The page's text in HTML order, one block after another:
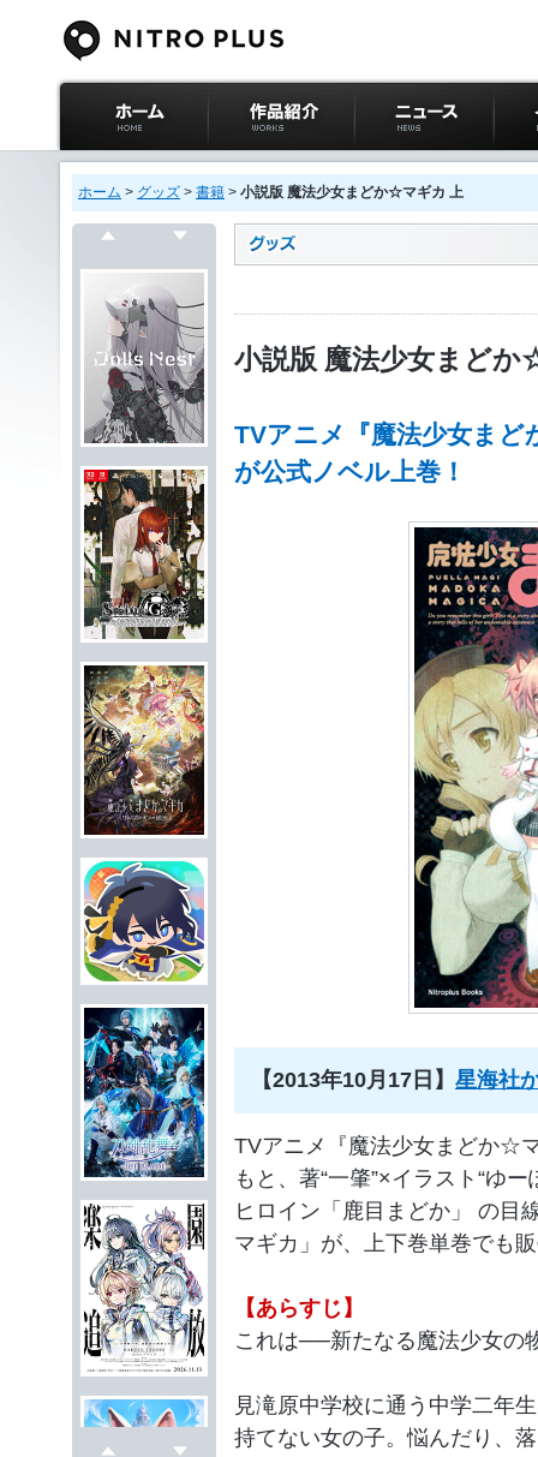
ニトロプラス公式
サイト ホーム
作品紹介 ニュース イベ
ホーム > グッズ > 書籍 > 小説版 魔法少女まどか☆マギカ 上
小説版 魔法少女まど
TVアニメ『魔法少女ま
が公式ノベル上巻！
【2013年10月17日】 星海社
TVアニメ『魔法少女まどか☆
もと、著“一肇”×イラスト“ゆ
ヒロイン「鹿目まどか」 の
マギカ」が、上下巻単巻でも
【あらすじ】
これは──新たなる魔法少女の
見滝原中学校に通う中学二年
持てない女の子。悩んだり、